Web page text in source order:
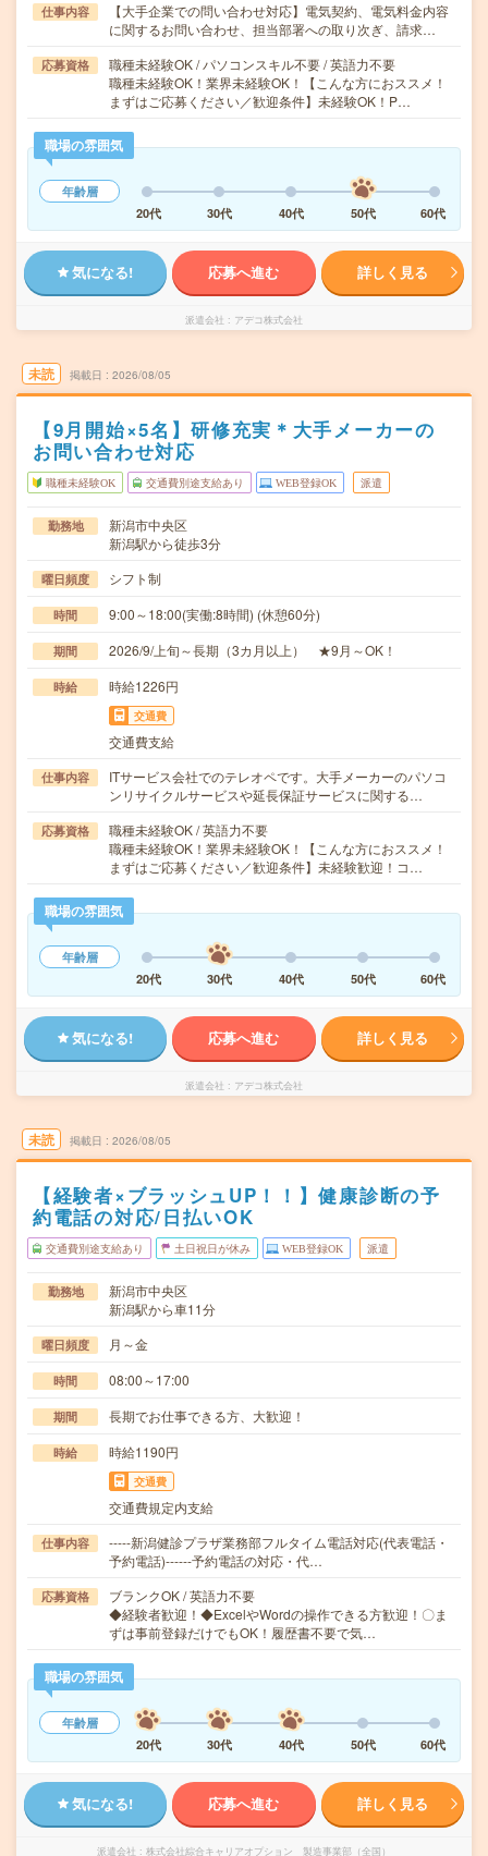
仕事内容
【大手企業での問い合わせ対応】電気契約、電気料金内容
に関するお問い合わせ、担当部署への取り次ぎ、請求…
応募資格
職種未経験OK / パソコンスキル不要 / 英語力不要
職種未経験OK！業界未経験OK！【こんな方におススメ！
まずはご応募ください／歓迎条件】未経験OK！P…
職場の雰囲気
年齢層
20代
30代 40代 50代 60代
気になる! 応募へ進む 詳しく見る
派遣会社 アデコ株式会社
未読 掲載日 2026/08/05
【9月開始×5名】研修充実＊大手メーカーの
お問い合わせ対応
職種未経験OK 交通費別途支給あり WEB登録OK 派遣
勤務地
新潟市中央区
新潟駅から徒歩3分
曜日頻度 シフト制
時間 9:00～18:00(実働:8時間) (休憩60分)
期間 2026/9/上旬～長期（3カ月以上） ★9月～OK！
時給 時給1226円
交通費
交通費支給
仕事内容
ITサービス会社でのテレオペです。大手メーカーのパソコ
ンリサイクルサービスや延長保証サービスに関する…
応募資格
職種未経験OK / 英語力不要
職種未経験OK！業界未経験OK！【こんな方におススメ！
まずはご応募ください／歓迎条件】未経験歓迎！コ…
職場の雰囲気
年齢層
20代
30代 40代 50代 60代
気になる! 応募へ進む 詳しく見る
派遣会社 アデコ株式会社
未読 掲載日 2026/08/05
【経験者×ブラッシュUP！！】健康診断の予
約電話の対応/日払いOK
交通費別途支給あり 土日祝日が休み WEB登録OK 派遣
勤務地
新潟市中央区
新潟駅から車11分
曜日頻度 月～金
時間 08:00～17:00
期間 長期でお仕事できる方、大歓迎！
時給 時給1190円
交通費
交通費規定内支給
仕事内容
-----新潟健診プラザ業務部フルタイム電話対応(代表電話・
予約電話)------予約電話の対応・代…
応募資格
ブランクOK / 英語力不要
◆経験者歓迎！◆ExcelやWordの操作できる方歓迎！〇ま
ずは事前登録だけでもOK！履歴書不要で気…
職場の雰囲気
年齢層
20代
30代 40代 50代 60代
気になる! 応募へ進む 詳しく見る
派遣会社 株式会社綜合キャリアオプション 製造事業部（全国）